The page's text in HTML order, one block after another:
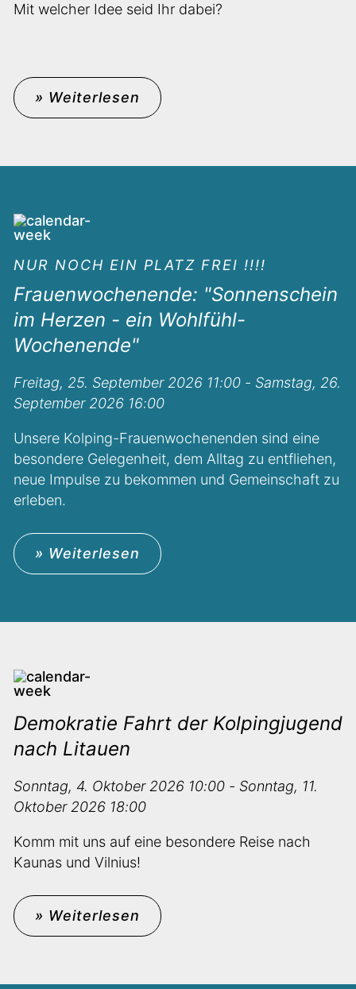
Mit welcher Idee seid Ihr dabei?
» Weiterlesen
NUR NOCH EIN PLATZ FREI !!!!
Frauenwochenende: "Sonnenschein
im Herzen - ein Wohlfühl-
Wochenende"
Freitag, 25. September 2026 11:00 - Samstag, 26.
September 2026 16:00
Unsere Kolping-Frauenwochenenden sind eine
besondere Gelegenheit, dem Alltag zu entfliehen,
neue Impulse zu bekommen und Gemeinschaft zu
erleben.
» Weiterlesen
Demokratie Fahrt der Kolpingjugend
nach Litauen
Sonntag, 4. Oktober 2026 10:00 - Sonntag, 11.
Oktober 2026 18:00
Komm mit uns auf eine besondere Reise nach
Kaunas und Vilnius!
» Weiterlesen